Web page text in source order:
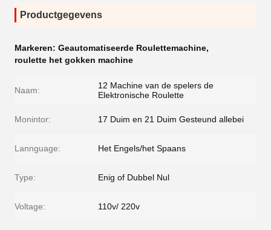
Productgegevens
Markeren: Geautomatiseerde Roulettemachine,
roulette het gokken machine
Naam:
12 Machine van de spelers de
Elektronische Roulette
Monintor: 17 Duim en 21 Duim Gesteund allebei
Lannguage: Het Engels/het Spaans
Type: Enig of Dubbel Nul
Voltage: 110v/ 220v